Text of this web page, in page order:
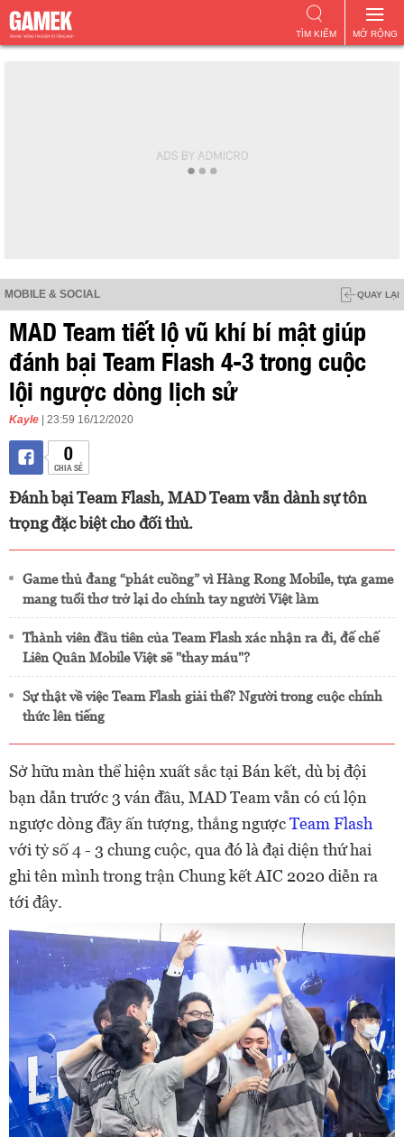
MỞ RỘNG
TÌM KIẾM
MOBILE & SOCIAL QUAY LẠI
MAD Team tiết lộ vũ khí bí mật giúp
đánh bại Team Flash 4-3 trong cuộc
lội ngược dòng lịch sử
Kayle | 23:59 16/12/2020
0
CHIA SẺ
Đánh bại Team Flash, MAD Team vẫn dành sự tôn
trọng đặc biệt cho đối thủ.
Game thủ đang “phát cuồng” vì Hàng Rong Mobile, tựa game
mang tuổi thơ trở lại do chính tay người Việt làm
Thành viên đầu tiên của Team Flash xác nhận ra đi, đế chế
Liên Quân Mobile Việt sẽ "thay máu"?
Sự thật về việc Team Flash giải thể? Người trong cuộc chính
thức lên tiếng
Sở hữu màn thể hiện xuất sắc tại Bán kết, dù bị đội
bạn dẫn trước 3 ván đầu, MAD Team vẫn có cú lộn
ngược dòng đầy ấn tượng, thắng ngượcTeam Flash
với tỷ số 4 - 3 chung cuộc, qua đó là đại diện thứ hai
ghi tên mình trong trận Chung kết AIC 2020 diễn ra
tới đây.